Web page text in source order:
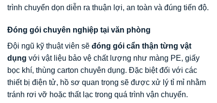
trình chuyển dọn diễn ra thuận lợi, an toàn và đúng tiến độ.
Đóng gói chuyên nghiệp tại văn phòng
Đội ngũ kỹ thuật viên sẽ đóng gói cẩn thận từng vật
dụng với vật liệu bảo vệ chất lượng như màng PE, giấy
bọc khí, thùng carton chuyên dụng. Đặc biệt đối với các
thiết bị điện tử, hồ sơ quan trọng sẽ được xử lý tỉ mỉ nhằm
tránh rơi vỡ hoặc thất lạc trong quá trình vận chuyển.